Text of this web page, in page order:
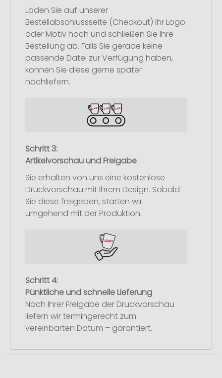
Laden Sie auf unserer
Bestellabschlussseite (Checkout) Ihr Logo
oder Motiv hoch und schließen Sie Ihre
Bestellung ab. Falls Sie gerade keine
passende Datei zur Verfügung haben,
können Sie diese gerne später
nachliefern.
Schritt 3:
Artikelvorschau und Freigabe
Sie erhalten von uns eine kostenlose
Druckvorschau mit Ihrem Design. Sobald
Sie diese freigeben, starten wir
umgehend mit der Produktion.
Schritt 4:
Pünktliche und schnelle Lieferung
Nach Ihrer Freigabe der Druckvorschau
liefern wir termingerecht zum
vereinbarten Datum – garantiert.